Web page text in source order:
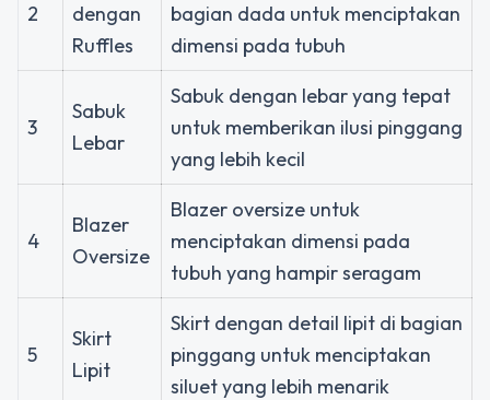
2
dengan
Ruffles
bagian dada untuk menciptakan
dimensi pada tubuh
3
Sabuk
Lebar
Sabuk dengan lebar yang tepat
untuk memberikan ilusi pinggang
yang lebih kecil
4
Blazer
Oversize
Blazer oversize untuk
menciptakan dimensi pada
tubuh yang hampir seragam
5
Skirt
Lipit
Skirt dengan detail lipit di bagian
pinggang untuk menciptakan
siluet yang lebih menarik